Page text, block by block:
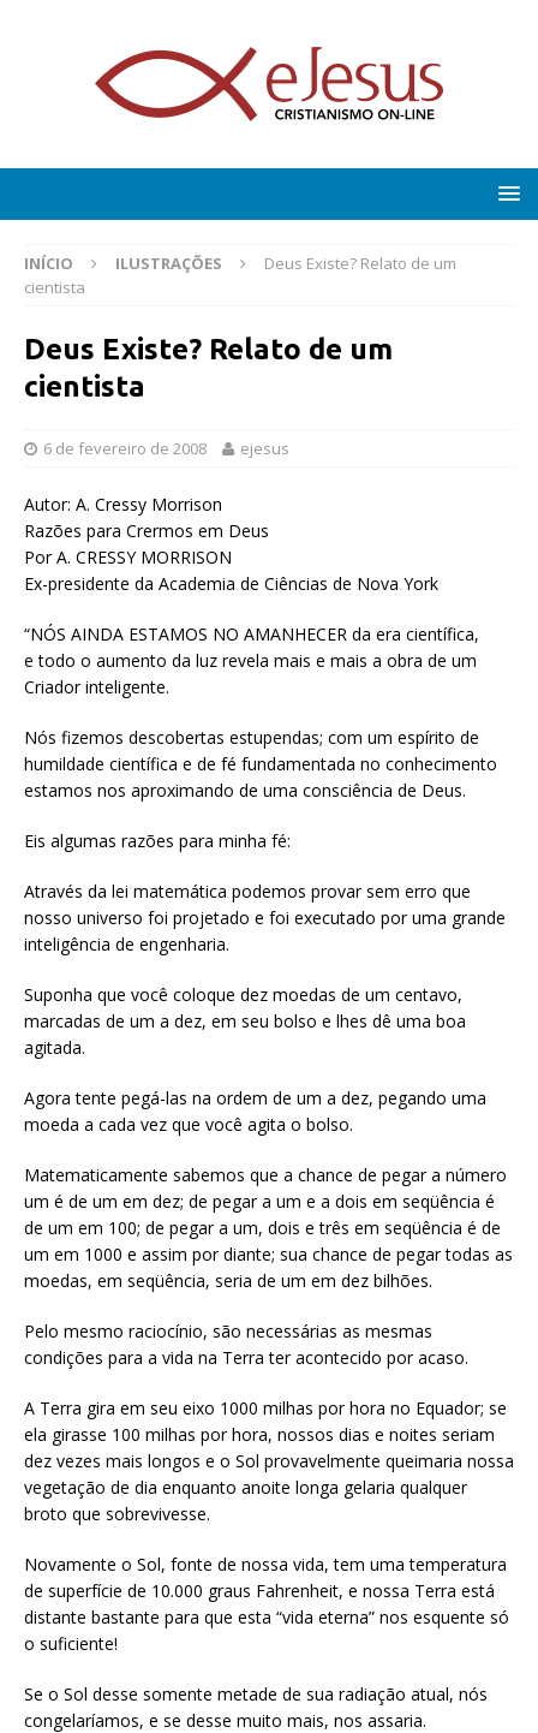
INÍCIO ILUSTRAÇÕES
Deus Existe? Relato de um
cientista
Deus Existe? Relato de um
cientista
6 de fevereiro de 2008 ejesus
Autor: A. Cressy Morrison
Razões para Crermos em Deus
Por A. CRESSY MORRISON
Ex-presidente da Academia de Ciências de Nova York
“NÓS AINDA ESTAMOS NO AMANHECER da era científica,
e todo o aumento da luz revela mais e mais a obra de um
Criador inteligente.
Nós fizemos descobertas estupendas; com um espírito de
humildade científica e de fé fundamentada no conhecimento
estamos nos aproximando de uma consciência de Deus.
Eis algumas razões para minha fé:
Através da lei matemática podemos provar sem erro que
nosso universo foi projetado e foi executado por uma grande
inteligência de engenharia.
Suponha que você coloque dez moedas de um centavo,
marcadas de um a dez, em seu bolso e lhes dê uma boa
agitada.
Agora tente pegá-las na ordem de um a dez, pegando uma
moeda a cada vez que você agita o bolso.
Matematicamente sabemos que a chance de pegar a número
um é de um em dez; de pegar a um e a dois em seqüência é
de um em 100; de pegar a um, dois e três em seqüência é de
um em 1000 e assim por diante; sua chance de pegar todas as
moedas, em seqüência, seria de um em dez bilhões.
Pelo mesmo raciocínio, são necessárias as mesmas
condições para a vida na Terra ter acontecido por acaso.
A Terra gira em seu eixo 1000 milhas por hora no Equador; se
ela girasse 100 milhas por hora, nossos dias e noites seriam
dez vezes mais longos e o Sol provavelmente queimaria nossa
vegetação de dia enquanto anoite longa gelaria qualquer
broto que sobrevivesse.
Novamente o Sol, fonte de nossa vida, tem uma temperatura
de superfície de 10.000 graus Fahrenheit, e nossa Terra está
distante bastante para que esta “vida eterna” nos esquente só
o suficiente!
Se o Sol desse somente metade de sua radiação atual, nós
congelaríamos, e se desse muito mais, nos assaria.